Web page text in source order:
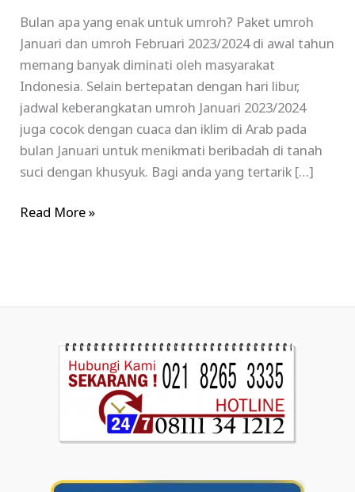
Bulan apa yang enak untuk umroh? Paket umroh
Januari dan umroh Februari 2023/2024 di awal tahun
memang banyak diminati oleh masyarakat
Indonesia. Selain bertepatan dengan hari libur,
jadwal keberangkatan umroh Januari 2023/2024
juga cocok dengan cuaca dan iklim di Arab pada
bulan Januari untuk menikmati beribadah di tanah
suci dengan khusyuk. Bagi anda yang tertarik […]
Read More »